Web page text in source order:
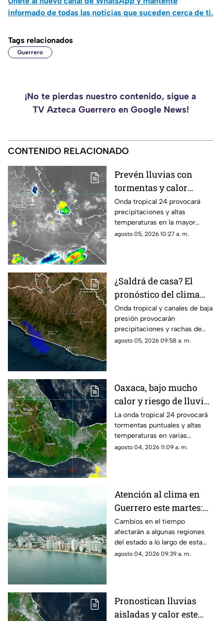
informado de todas las noticias que suceden cerca de ti.
Tags relacionados
Guerrero
¡No te pierdas nuestro contenido, sigue a
TV Azteca Guerrero en Google News!
CONTENIDO RELACIONADO
Prevén lluvias con
tormentas y calor
sofocante este
miércoles en Oaxaca
Onda tropical 24 provocará
precipitaciones y altas
temperaturas en la mayor
parte de la entidad; revisa las
agosto 05, 2026 10:27 a. m.
¿Saldrá de casa? El
pronóstico del clima
hoy para Guerrero
Onda tropical y canales de baja
presión provocarán
precipitaciones y rachas de
viento en la mayor parte del
agosto 05, 2026 09:58 a. m.
Oaxaca, bajo mucho
calor y riesgo de lluvias
aisladas para este
martes
La onda tropical 24 provocará
tormentas puntuales y altas
temperaturas en varias
regiones.
agosto 04, 2026 11:09 a. m.
Atención al clima en
Guerrero este martes:
se esperan variaciones
Cambios en el tiempo
afectarán a algunas regiones
del estado a lo largo de esta
jornada.
agosto 04, 2026 09:39 a. m.
Pronostican lluvias
aisladas y calor este